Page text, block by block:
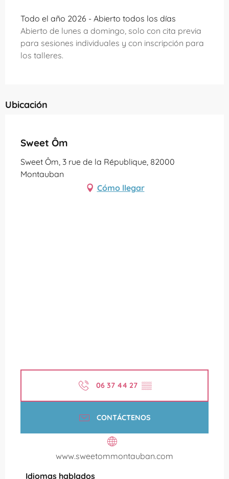
Todo el año 2026 - Abierto todos los días
Abierto de lunes a domingo, solo con cita previa
para sesiones individuales y con inscripción para
los talleres.
Ubicación
Sweet Ôm
Partenaire Office de Tourisme Grand Montauban
Sweet Ôm, 3 rue de la République, 82000
Montauban
Cómo llegar
06 37 44 27 ▒▒
CONTÁCTENOS
www.sweetommontauban.com
Idiomas hablados
Idiomas hablados